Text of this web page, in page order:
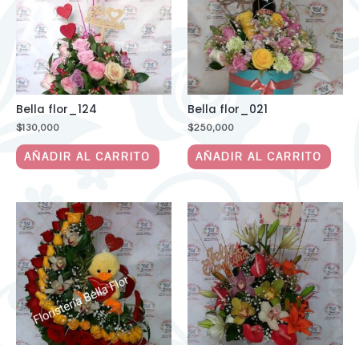
Bella flor_124
$130,000
AÑADIR AL CARRITO
Bella flor_021
$250,000
AÑADIR AL CARRITO